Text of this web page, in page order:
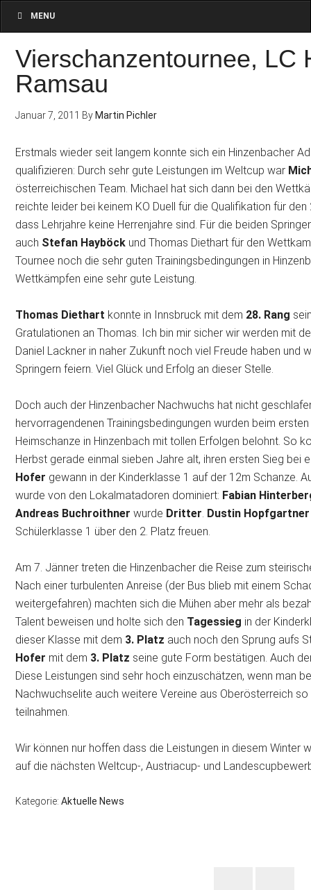
MENU
Vierschanzentournee, LC
Ramsau
Januar 7, 2011 By Martin Pichler
Erstmals wieder seit langem konnte sich ein Hinzenbacher
qualifizieren: Durch sehr gute Leistungen im Weltcup war
österreichischen Team. Michael hat sich dann bei den
reichte leider bei keinem KO Duell für die Qualifikation für
dass Lehrjahre keine Herrenjahre sind. Für die beiden
auch Stefan Hayböck und Thomas Diethart für den
Tournee noch die sehr guten Trainingsbedingungen in
Wettkämpfen eine sehr gute Leistung.
Thomas Diethart konnte in Innsbruck mit dem 28. Rang
Gratulationen an Thomas. Ich bin mir sicher wir werden mit
Daniel Lackner in naher Zukunft noch viel Freude haben und
Springern feiern. Viel Glück und Erfolg an dieser Stelle.
Doch auch der Hinzenbacher Nachwuchs hat nicht
hervorragendenen Trainingsbedingungen wurden beim
Heimschanze in Hinzenbach mit tollen Erfolgen belohnt. So
Herbst gerade einmal sieben Jahre alt, ihren ersten Sieg bei
Hofer gewann in der Kinderklasse 1 auf der 12m Schanze.
wurde von den Lokalmatadoren dominiert: Fabian
Andreas Buchroithner wurde Dritter. Dustin
Schülerklasse 1 über den 2. Platz freuen.
Am 7. Jänner treten die Hinzenbacher die Reise zum
Nach einer turbulenten Anreise (der Bus blieb mit einem
weitergefahren) machten sich die Mühen aber mehr als
Talent beweisen und holte sich den Tagessieg in der
dieser Klasse mit dem 3. Platz auch noch den Sprung aufs
Hofer mit dem 3. Platz seine gute Form bestätigen. Auch
Diese Leistungen sind sehr hoch einzuschätzen, wenn man
Nachwuchselite auch weitere Vereine aus Oberösterreich
teilnahmen.
Wir können nur hoffen dass die Leistungen in diesem Winter
auf die nächsten Weltcup-, Austriacup- und
Kategorie:Aktuelle News